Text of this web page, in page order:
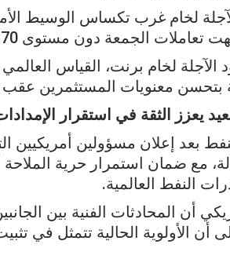
دون مستوى 70 دولارًا للمرة الأولى منذ أواخر فبراير.
بتحسن معنويات المستثمرين
يعزز الثقة في استقرار
بعد إعلان مسؤولين أمريكيين
مع ضمان استمرار حرية
النفط العالمية.
أن المحادثات الفنية بين
أن الأولوية الحالية تتمثل في